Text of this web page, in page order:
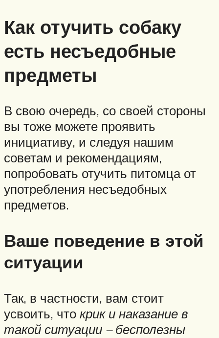
Как отучить собаку
есть несъедобные
предметы
В свою очередь, со своей стороны
вы тоже можете проявить
инициативу, и следуя нашим
советам и рекомендациям,
попробовать отучить питомца от
употребления несъедобных
предметов.
Ваше поведение в этой
ситуации
Так, в частности, вам стоит
усвоить, что крик и наказание в
такой ситуации – бесполезны